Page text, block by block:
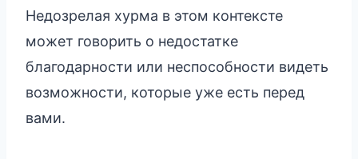
Недозрелая хурма в этом контексте
может говорить о недостатке
благодарности или неспособности видеть
возможности, которые уже есть перед
вами.